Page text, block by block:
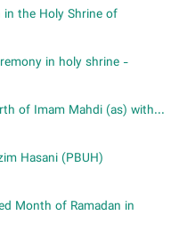
the Holy Shrine of
in holy shrine -
of Imam Mahdi (as) with...
Hasani (PBUH)
Month of Ramadan in